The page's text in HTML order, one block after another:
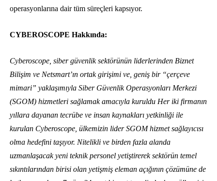
operasyonlarına dair tüm süreçleri kapsıyor.
CYBEROSCOPE Hakkında:
Cyberoscope, siber güvenlik sektörünün liderlerinden Biznet
Bilişim ve Netsmart’ın ortak girişimi ve, geniş bir “çerçeve
mimari” yaklaşımıyla Siber Güvenlik Operasyonları Merkezi
(SGOM) hizmetleri sağlamak amacıyla kuruldu Her iki firmanın
yıllara dayanan tecrübe ve insan kaynakları yetkinliği ile
kurulan Cyberoscope, ülkemizin lider SGOM hizmet sağlayıcısı
olma hedefini taşıyor. Nitelikli ve birden fazla alanda
uzmanlaşacak yeni teknik personel yetiştirerek sektörün temel
sıkıntılarından birisi olan yetişmiş eleman açığının çözümüne de